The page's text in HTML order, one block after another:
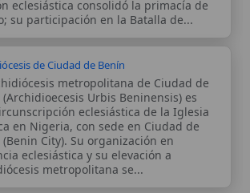
de Wikitólica. Las afirmaciones
están basadas y contrastadas
fuentes catolicas: escritos
de santos, artículos
documentos históricos, actas
encíclicas, fuentes
y documentos oficiales de